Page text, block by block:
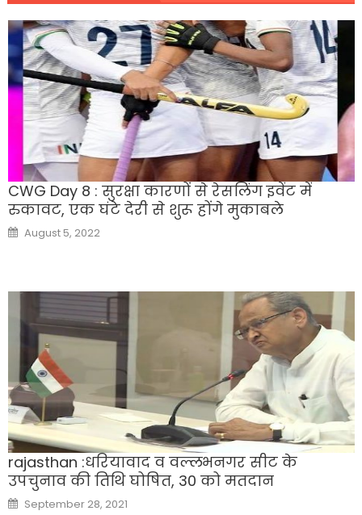
CWG Day 8 : सुरक्षा कारणों से रेसलिंग इवेंट में
रुकावट, एक घंटे देरी से शुरू होंगे मुकाबले
Posted
on
August 5, 2022
rajasthan :धरियावाद व वल्लभनगर सीट के
उपचुनाव की ​तिथि घोषित, 30 को मतदान
Posted
on
September 28, 2021